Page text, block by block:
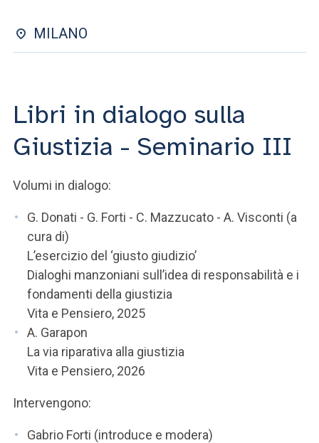
SEI UN DOCENTE O UN MEMBRO DELLO STAFF
MILANO
Libri in dialogo sulla
Giustizia - Seminario III
Volumi in dialogo:
G. Donati - G. Forti - C. Mazzucato - A. Visconti (a
cura di)
L’esercizio del ‘giusto giudizio’
Dialoghi manzoniani sull’idea di responsabilità e i
fondamenti della giustizia
Vita e Pensiero, 2025
A. Garapon
La via riparativa alla giustizia
Vita e Pensiero, 2026
Intervengono:
Gabrio Forti (introduce e modera)